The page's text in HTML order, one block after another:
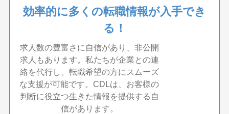
効率的に多くの転職情報が入手でき
る！
求人数の豊富さに自信があり、非公開
求人もあります。私たちが企業との連
絡を代行し、転職希望の方にスムーズ
な支援が可能です。CDLは、お客様の
判断に役立つ生きた情報を提供する自
信があります。